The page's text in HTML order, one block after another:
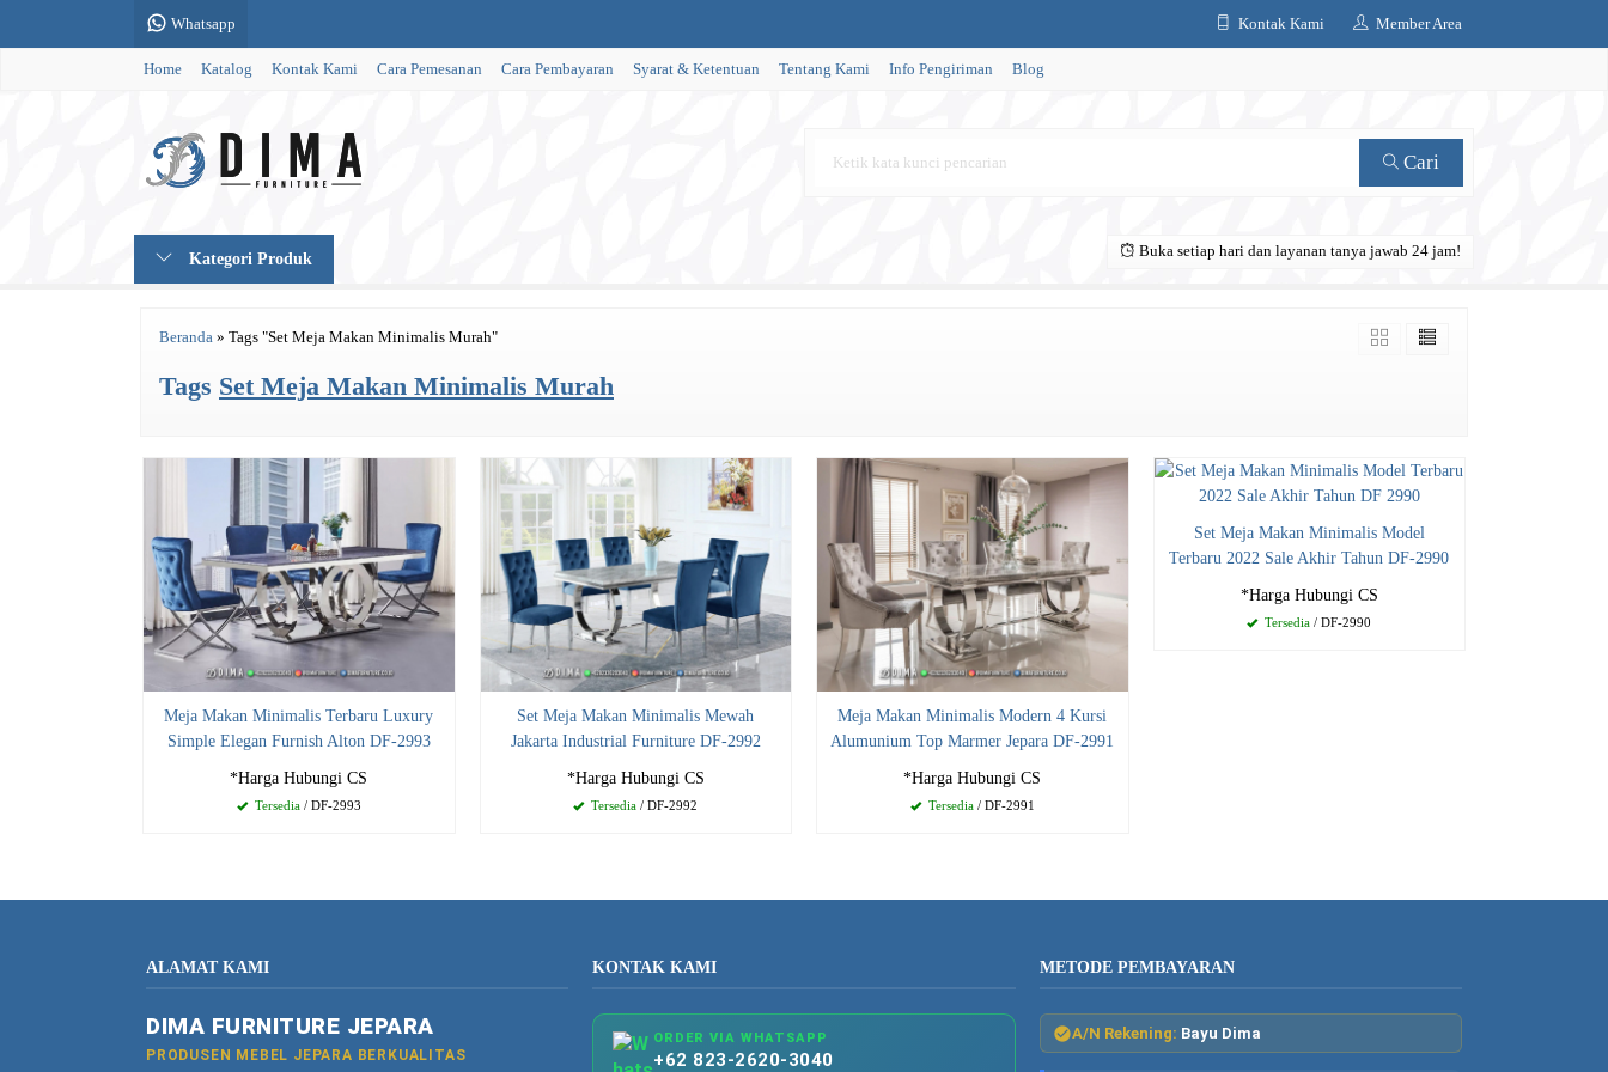
Whatsapp Kontak Kami Member Area
Home Katalog Kontak Kami Cara Pemesanan Cara Pembayaran Syarat & Ketentuan Tentang Kami Info Pengiriman Blog
Cari
Kategori Produk Buka setiap hari dan layanan tanya jawab 24 jam!
Beranda » Tags "Set Meja Makan Minimalis Murah"
Tags Set Meja Makan Minimalis Murah
Meja Makan Minimalis Terbaru Luxury
Simple Elegan Furnish Alton DF-2993
*Harga Hubungi CS
Tersedia/ DF-2993
Set Meja Makan Minimalis Mewah
Jakarta Industrial Furniture DF-2992
*Harga Hubungi CS
Tersedia / DF-2992
Meja Makan Minimalis Modern 4 Kursi
Alumunium Top Marmer Jepara DF-2991
*Harga Hubungi CS
Tersedia/ DF-2991
Set Meja Makan Minimalis Model
Terbaru 2022 Sale Akhir Tahun DF-2990
*Harga Hubungi CS
Tersedia / DF-2990
ALAMAT KAMI
DIMA FURNITURE JEPARA
PRODUSEN MEBEL JEPARA BERKUALITAS
KONTAK KAMI
ORDER VIA WHATSAPP
+62 823-2620-3040
METODE PEMBAYARAN
A/N Rekening: Bayu Dima